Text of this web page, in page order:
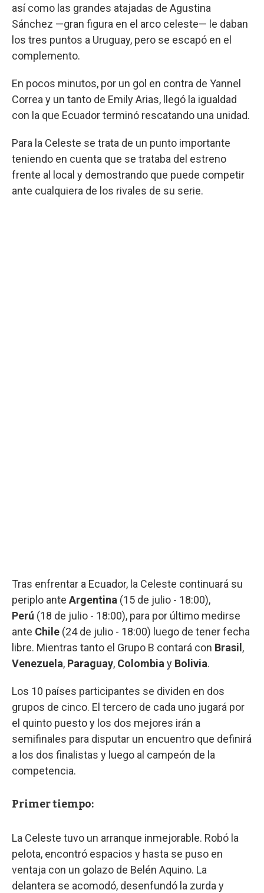
así como las grandes atajadas de Agustina
Sánchez —gran figura en el arco celeste— le daban
los tres puntos a Uruguay, pero se escapó en el
complemento.
En pocos minutos, por un gol en contra de Yannel
Correa y un tanto de Emily Arias, llegó la igualdad
con la que Ecuador terminó rescatando una unidad.
Para la Celeste se trata de un punto importante
teniendo en cuenta que se trataba del estreno
frente al local y demostrando que puede competir
ante cualquiera de los rivales de su serie.
Tras enfrentar a Ecuador, la Celeste continuará su
periplo ante Argentina (15 de julio - 18:00),
Perú (18 de julio - 18:00), para por último medirse
ante Chile (24 de julio - 18:00) luego de tener fecha
libre. Mientras tanto el Grupo B contará con Brasil ,
Venezuela, Paraguay, Colombia y Bolivia.
Los 10 países participantes se dividen en dos
grupos de cinco. El tercero de cada uno jugará por
el quinto puesto y los dos mejores irán a
semifinales para disputar un encuentro que definirá
a los dos finalistas y luego al campeón de la
competencia.
Primer tiempo:
La Celeste tuvo un arranque inmejorable. Robó la
pelota, encontró espacios y hasta se puso en
ventaja con un golazo de Belén Aquino. La
delantera se acomodó, desenfundó la zurda y